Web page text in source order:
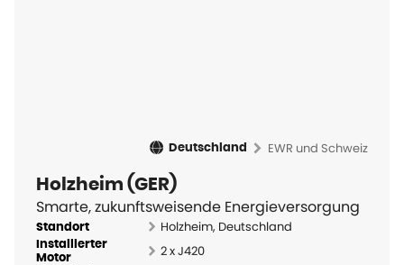
EWR und Schweiz
Deutschland
Holzheim (GER)
Smarte, zukunftsweisende Energieversorgung
Standort Holzheim, Deutschland
Installierter
Motor
2 x J420